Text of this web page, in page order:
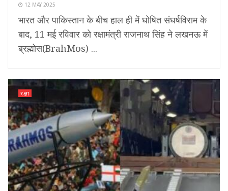
12 MAY 2025
भारत और पाकिस्तान के बीच हाल ही में घोषित संघर्षविराम के
बाद, 11 मई रविवार को रक्षामंत्री राजनाथ सिंह ने लखनऊ में
ब्रह्मोस(BrahMos) ...
रक्षा